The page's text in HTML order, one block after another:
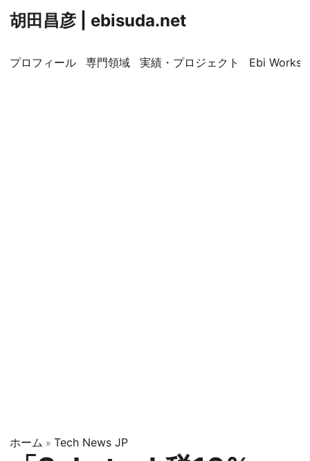
胡田昌彦 | ebisuda.net
プロフィール 専門領域 実績・プロジェクト Ebi
ホーム » Tech News JP